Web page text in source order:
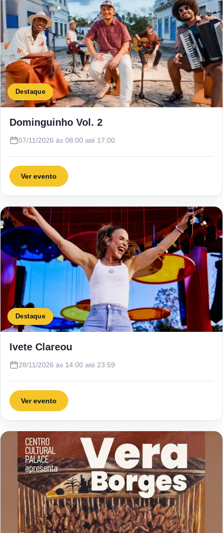
Destaque
Dominguinho Vol. 2
07/11/2026 às 08:00 até 17:00
Ver evento
Destaque
Ivete Clareou
28/11/2026 às 14:00 até 23:59
Ver evento